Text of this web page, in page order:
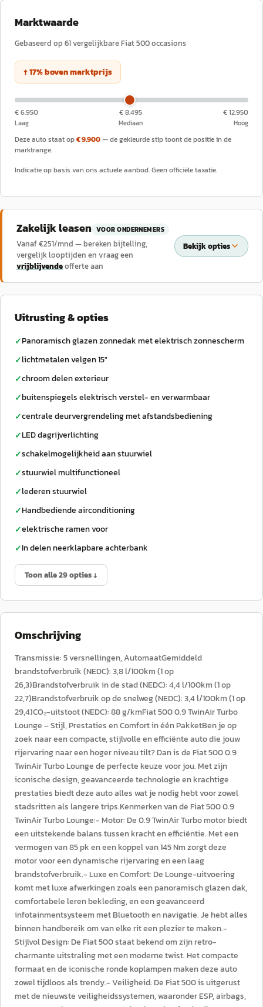
Marktwaarde
Gebaseerd op 61vergelijkbareFiat500occasions
↑17%bovenmarktprijs
€ 6.950
Laag
€ 8.495
Mediaan
€ 12.950
Hoog
Deze auto staat op€ 9.900— de gekleurde stip toont de positie in de
marktrange.
Indicatie op basis van ons actuele aanbod. Geen officiële taxatie.
Zakelijk leasen VOOR ONDERNEMERS
Vanaf €251/mnd — bereken bijtelling,
vergelijk looptijden en vraag een
vrijblijvendeofferte aan
Bekijk opties
Uitrusting & opties
✓Panoramisch glazen zonnedak met elektrisch zonnescherm
✓lichtmetalen velgen 15"
✓chroom delen exterieur
✓buitenspiegels elektrisch verstel- en verwarmbaar
✓centrale deurvergrendeling met afstandsbediening
✓LED dagrijverlichting
✓schakelmogelijkheid aan stuurwiel
✓stuurwiel multifunctioneel
✓lederen stuurwiel
✓Handbediende airconditioning
✓elektrische ramen voor
✓In delen neerklapbare achterbank
Toon alle 29 opties ↓
Omschrijving
Transmissie: 5 versnellingen, AutomaatGemiddeld
brandstofverbruik (NEDC): 3,8 l/100km (1 op
26,3)Brandstofverbruik in de stad (NEDC): 4,4 l/100km (1 op
22,7)Brandstofverbruik op de snelweg (NEDC): 3,4 l/100km (1 op
29,4)CO₂-uitstoot (NEDC): 88 g/kmFiat 500 0.9 TwinAir Turbo
Lounge – Stijl, Prestaties en Comfort in één PakketBen je op
zoek naar een compacte, stijlvolle en efficiënte auto die jouw
rijervaring naar een hoger niveau tilt? Dan is de Fiat 500 0.9
TwinAir Turbo Lounge de perfecte keuze voor jou. Met zijn
iconische design, geavanceerde technologie en krachtige
prestaties biedt deze auto alles wat je nodig hebt voor zowel
stadsritten als langere trips.Kenmerken van de Fiat 500 0.9
TwinAir Turbo Lounge:- Motor: De 0.9 TwinAir Turbo motor biedt
een uitstekende balans tussen kracht en efficiëntie. Met een
vermogen van 85 pk en een koppel van 145 Nm zorgt deze
motor voor een dynamische rijervaring en een laag
brandstofverbruik.- Luxe en Comfort: De Lounge-uitvoering
komt met luxe afwerkingen zoals een panoramisch glazen dak,
comfortabele leren bekleding, en een geavanceerd
infotainmentsysteem met Bluetooth en navigatie. Je hebt alles
binnen handbereik om van elke rit een plezier te maken.-
Stijlvol Design: De Fiat 500 staat bekend om zijn retro-
charmante uitstraling met een moderne twist. Het compacte
formaat en de iconische ronde koplampen maken deze auto
zowel tijdloos als trendy.- Veiligheid: De Fiat 500 is uitgerust
met de nieuwste veiligheidssystemen, waaronder ESP, airbags,